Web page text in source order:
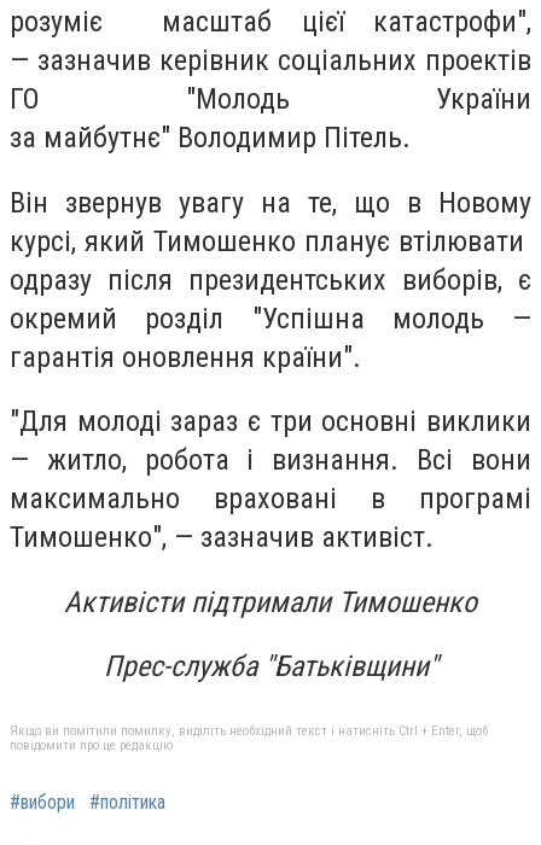
розуміє масштаб цієї катастрофи",
— зазначив керівник соціальних проектів
ГО "Молодь України
за майбутнє" Володимир Пітель.
Він звернув увагу на те, що в Новому
курсі, який Тимошенко планує втілювати
одразу після президентських виборів, є
окремий розділ "Успішна молодь —
гарантія оновлення країни".
"Для молоді зараз є три основні виклики
— житло, робота і визнання. Всі вони
максимально враховані в програмі
Тимошенко", — зазначив активіст.
Активісти підтримали Тимошенко
Прес-служба "Батьківщини"
Якщо ви помітили помилку, виділіть необхідний текст і натисніть Ctrl + Enter, щоб
повідомити про це редакцію
#вибори #політика